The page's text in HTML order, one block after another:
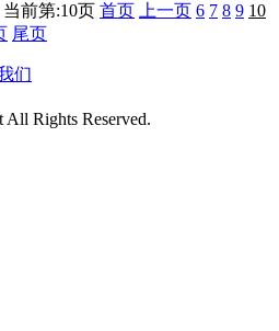
当前第:10页 首页 上一页 6 7 8 9 10
尾页
们
Rights Reserved.